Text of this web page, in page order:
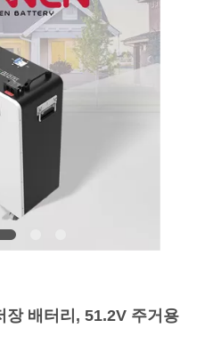
배터리, 51.2V 주거용